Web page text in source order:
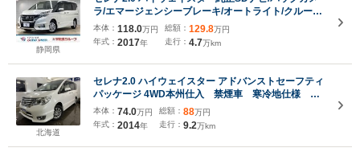
静岡県
ラ/エマージェンシーブレーキ/オートライト/クルーズ
コントロール/オートエアコン/プッシュスタートキ
ー/ETC/CD+DVD/スライドドア/パワーウィンドウ
本体： 118.0万円
年式： 2017年
総額： 129.8万円
走行： 4.7万km
北海道
セレナ2.0 ハイウェイスター アドバンストセーフティ
パッケージ 4WD本州仕入 禁煙車 寒冷地仕様 フ
リップダウンモニター アルパインナビ 地デジ
DVD再生 Bluetoothオーディオ バックカメラ エ
ンジンスターター 衝突軽減システム 車線逸脱警
報 前後ソナー
本体： 74.0万円
年式： 2014年
総額： 88万円
走行： 9.2万km